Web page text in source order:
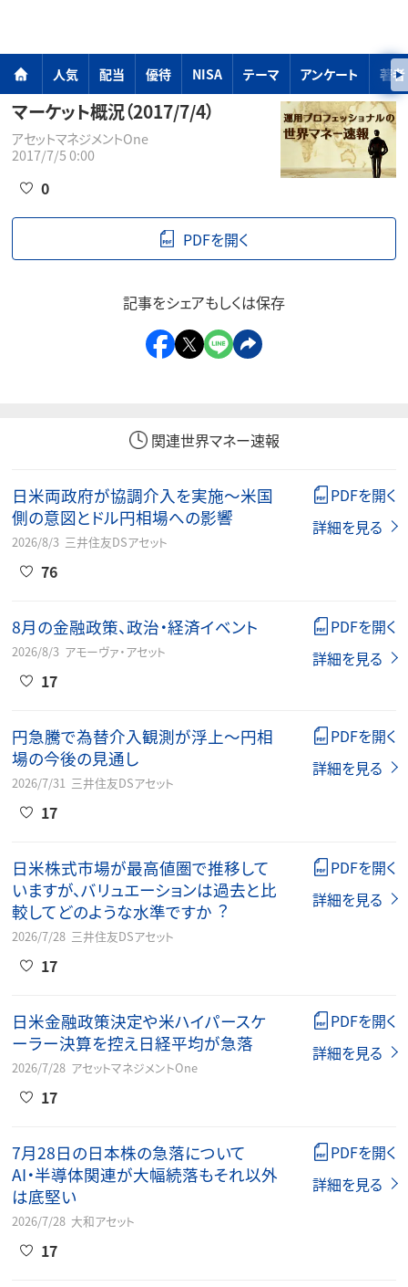
人気 配当 優待 NISA テーマ アンケート 著者
マーケット概況（2017/7/4）
アセットマネジメントOne
2017/7/5 0:00
0
PDFを開く
記事をシェアもしくは保存
関連世界マネー速報
日米両政府が協調介入を実施～米国
側の意図とドル円相場への影響
2026/8/3 三井住友DSアセット
76
PDFを開く
詳細を見る
8月の金融政策、政治・経済イベント
2026/8/3 アモーヴァ・アセット
17
PDFを開く
詳細を見る
円急騰で為替介入観測が浮上～円相
場の今後の見通し
2026/7/31 三井住友DSアセット
17
PDFを開く
詳細を見る
⽇⽶株式市場が最⾼値圏で推移して
いますが、バリュエーションは過去と⽐
較してどのような⽔準ですか︖
2026/7/28 三井住友DSアセット
17
PDFを開く
詳細を見る
日米金融政策決定や米ハイパースケ
ーラー決算を控え日経平均が急落
2026/7/28 アセットマネジメントOne
17
PDFを開く
詳細を見る
7月28日の日本株の急落について
AI・半導体関連が大幅続落もそれ以外
は底堅い
2026/7/28 大和アセット
17
PDFを開く
詳細を見る